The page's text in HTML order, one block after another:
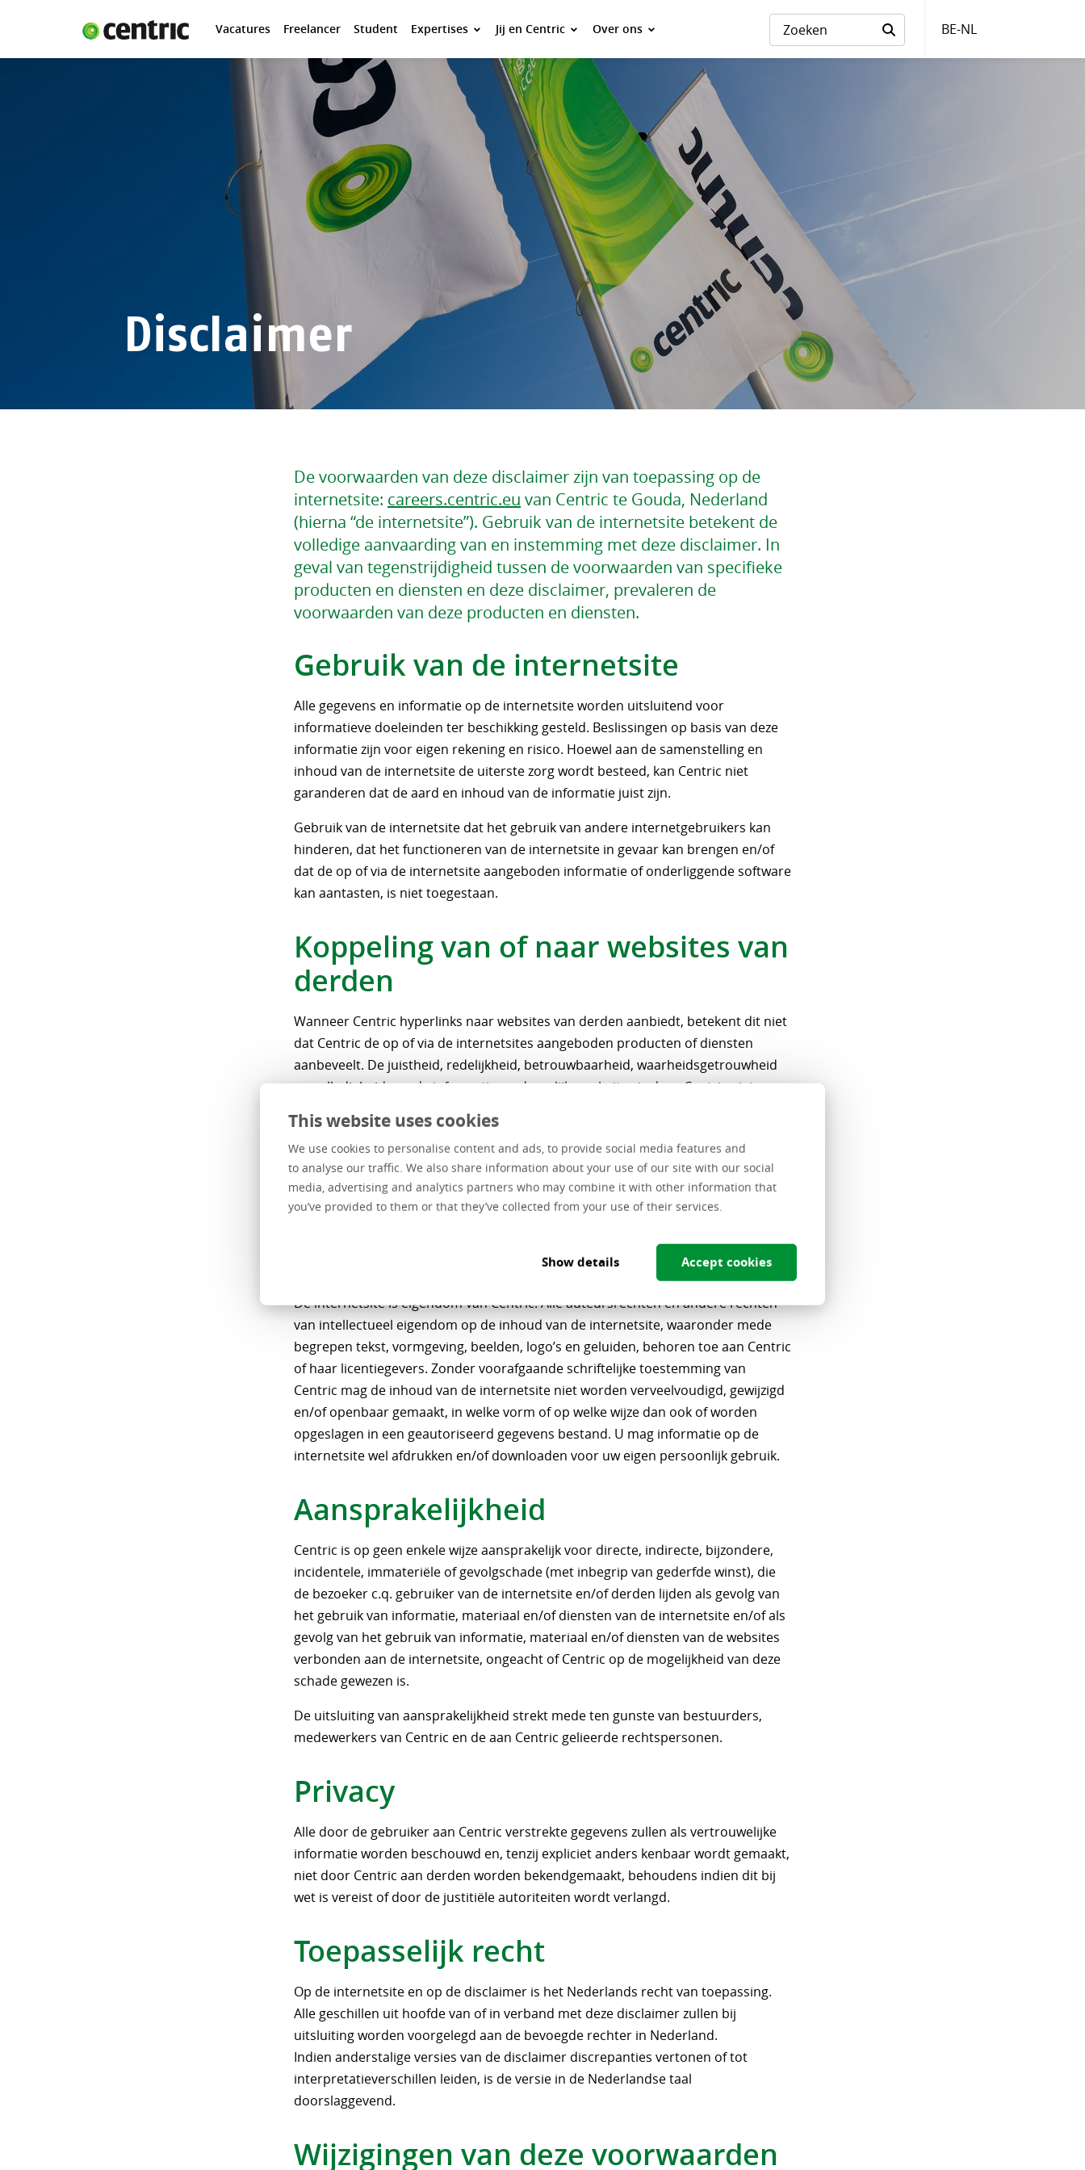
This website uses cookies
We use cookies to personalise content and ads, to provide social media features and
to analyse our traffic. We also share information about your use of our site with our social
media, advertising and analytics partners who may combine it with other information that
you’ve provided to them or that they’ve collected from your use of their services.
Show details Accept cookies
Vacatures Freelancer Student Expertises Jij en Centric
Over ons
Vacatures
BE-NL
Taalkeuze
Disclaimer
De voorwaarden van deze disclaimer zijn van toepassing op de
internetsite: careers.centric.eu van Centric te Gouda, Nederland
(hierna “de internetsite”). Gebruik van de internetsite betekent de
volledige aanvaarding van en instemming met deze disclaimer. In
geval van tegenstrijdigheid tussen de voorwaarden van specifieke
producten en diensten en deze disclaimer, prevaleren de
voorwaarden van deze producten en diensten.
Gebruik van de internetsite
Alle gegevens en informatie op de internetsite worden uitsluitend voor
informatieve doeleinden ter beschikking gesteld. Beslissingen op basis van deze
informatie zijn voor eigen rekening en risico. Hoewel aan de samenstelling en
inhoud van de internetsite de uiterste zorg wordt besteed, kan Centric niet
garanderen dat de aard en inhoud van de informatie juist zijn.
Gebruik van de internetsite dat het gebruik van andere internetgebruikers kan
hinderen, dat het functioneren van de internetsite in gevaar kan brengen en/of
dat de op of via de internetsite aangeboden informatie of onderliggende software
kan aantasten, is niet toegestaan.
Koppeling van of naar websites van
derden
Wanneer Centric hyperlinks naar websites van derden aanbiedt, betekent dit niet
dat Centric de op of via de internetsites aangeboden producten of diensten
aanbeveelt. De juistheid, redelijkheid, betrouwbaarheid, waarheidsgetrouwheid
en volledigheid van de informatie op dergelijke websites is door Centric niet
aansprakelijkheid voor dergelijke websites. Het gebruik van dergelijke hyperlinks
is dan ook volledig voor eigen rekening en risico.
Zonder voorafgaande schriftelijke toestemming van Centric is framing en het
maken van een hyperlink naar de internetsite niet toegestaan.
Intellectuele eigendomsrechten
De internetsite is eigendom van Centric. Alle auteursrechten en andere rechten
van intellectueel eigendom op de inhoud van de internetsite, waaronder mede
begrepen tekst, vormgeving, beelden, logo’s en geluiden, behoren toe aan Centric
of haar licentiegevers. Zonder voorafgaande schriftelijke toestemming van
Centric mag de inhoud van de internetsite niet worden verveelvoudigd, gewijzigd
en/of openbaar gemaakt, in welke vorm of op welke wijze dan ook of worden
opgeslagen in een geautoriseerd gegevens bestand. U mag informatie op de
internetsite wel afdrukken en/of downloaden voor uw eigen persoonlijk gebruik.
Aansprakelijkheid
Centric is op geen enkele wijze aansprakelijk voor directe, indirecte, bijzondere,
incidentele, immateriële of gevolgschade (met inbegrip van gederfde winst), die
de bezoeker c.q. gebruiker van de internetsite en/of derden lijden als gevolg van
het gebruik van informatie, materiaal en/of diensten van de internetsite en/of als
gevolg van het gebruik van informatie, materiaal en/of diensten van de websites
verbonden aan de internetsite, ongeacht of Centric op de mogelijkheid van deze
schade gewezen is.
De uitsluiting van aansprakelijkheid strekt mede ten gunste van bestuurders,
medewerkers van Centric en de aan Centric gelieerde rechtspersonen.
Privacy
Alle door de gebruiker aan Centric verstrekte gegevens zullen als vertrouwelijke
informatie worden beschouwd en, tenzij expliciet anders kenbaar wordt gemaakt,
niet door Centric aan derden worden bekendgemaakt, behoudens indien dit bij
wet is vereist of door de justitiële autoriteiten wordt verlangd.
Toepasselijk recht
Op de internetsite en op de disclaimer is het Nederlands recht van toepassing.
Alle geschillen uit hoofde van of in verband met deze disclaimer zullen bij
uitsluiting worden voorgelegd aan de bevoegde rechter in Nederland.
Indien anderstalige versies van de disclaimer discrepanties vertonen of tot
interpretatieverschillen leiden, is de versie in de Nederlandse taal
doorslaggevend.
Wijzigingen van deze voorwaarden